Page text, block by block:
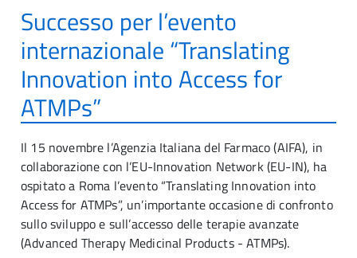
Successo per l’evento
internazionale “Translating
Innovation into Access for
ATMPs”
Il 15 novembre l’Agenzia Italiana del Farmaco (AIFA), in
collaborazione con l’EU-Innovation Network (EU-IN), ha
ospitato a Roma l’evento “Translating Innovation into
Access for ATMPs”, un’importante occasione di confronto
sullo sviluppo e sull’accesso delle terapie avanzate
(Advanced Therapy Medicinal Products - ATMPs).